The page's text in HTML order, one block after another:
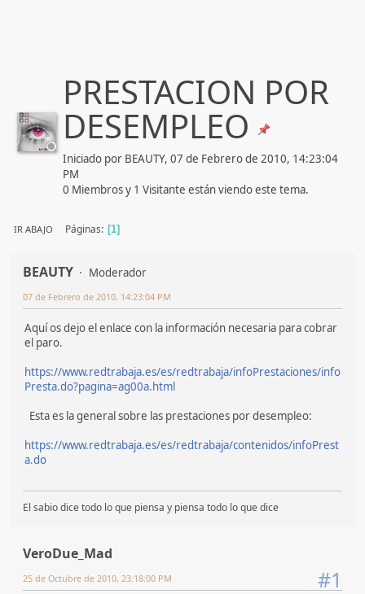
PRESTACION POR
DESEMPLEO
Iniciado por BEAUTY, 07 de Febrero de 2010, 14:23:04
PM
0 Miembros y 1 Visitante están viendo este tema.
IR ABAJO Páginas 1
BEAUTY Moderador
07 de Febrero de 2010, 14:23:04 PM
Aquí os dejo el enlace con la información necesaria para cobrar
el paro.
https://www.redtrabaja.es/es/redtrabaja/infoPrestaciones/info
Presta.do?pagina=ag00a.html
Esta es la general sobre las prestaciones por desempleo:
https://www.redtrabaja.es/es/redtrabaja/contenidos/infoPrest
a.do
El sabio dice todo lo que piensa y piensa todo lo que dice
VeroDue_Mad
#1
25 de Octubre de 2010, 23:18:00 PM